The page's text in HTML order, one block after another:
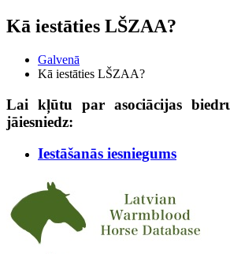
Kā iestāties LŠZAA?
Galvenā
Kā iestāties LŠZAA?
Lai kļūtu par asociācijas
jāiesniedz:
Iestāšanās iesniegums